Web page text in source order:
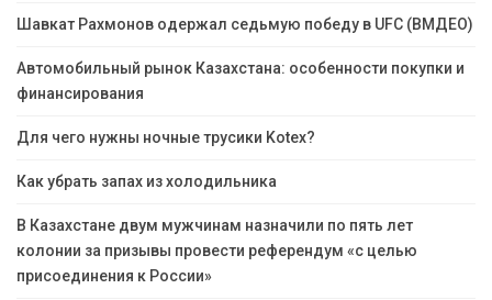
Шавкат Рахмонов одержал седьмую победу в UFC (ВМДЕО)
Автомобильный рынок Казахстана: особенности покупки и
финансирования
Для чего нужны ночные трусики Kotex?
Как убрать запах из холодильника
В Казахстане двум мужчинам назначили по пять лет
колонии за призывы провести референдум «с целью
присоединения к России»